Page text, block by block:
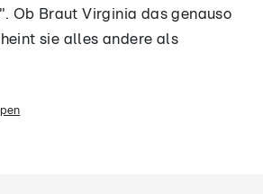
Ob Braut Virginia das genauso
sie alles andere als
Tüll und Tränen": Von Jowitas